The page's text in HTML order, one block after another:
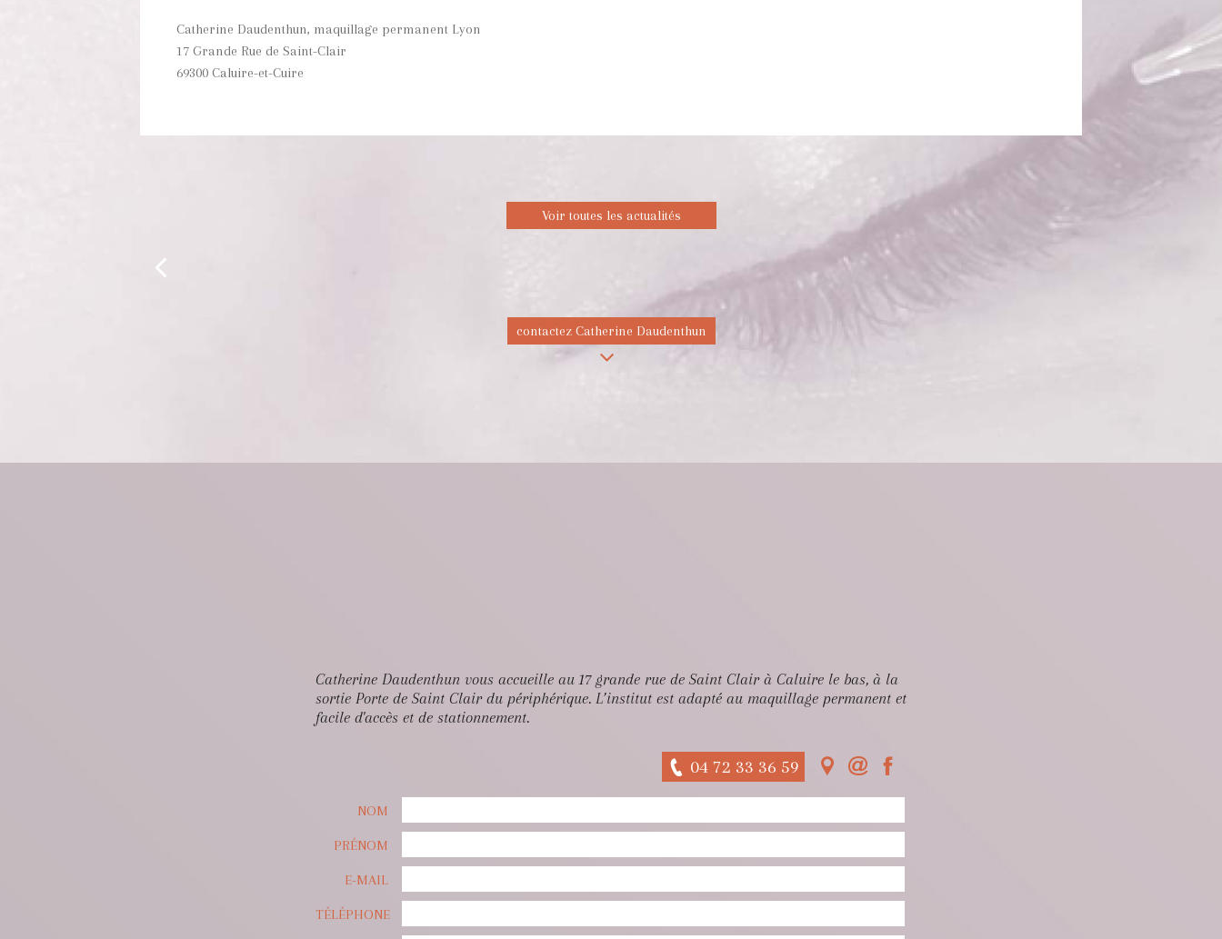
Catherine Daudenthun, maquillage permanent Lyon
17 Grande Rue de Saint-Clair
69300 Caluire-et-Cuire
Voir toutes les actualités
contactez Catherine Daudenthun
Catherine Daudenthun vous accueille au 17 grande rue de Saint Clair à Caluire le bas, à la
sortie Porte de Saint Clair du périphérique. L’institut est adapté au maquillage permanent et
facile d'accès et de stationnement.
04 72 33 36 59
NOM
PRÉNOM
E-MAIL
TÉLÉPHONE